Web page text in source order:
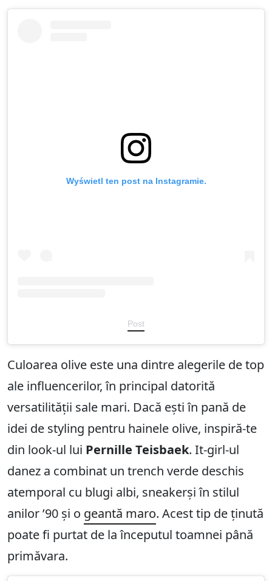
Wyświetl ten post na Instagramie.
Post
Culoarea olive este una dintre alegerile de top
ale influencerilor, în principal datorită
versatilității sale mari. Dacă ești în pană de
idei de styling pentru hainele olive, inspiră-te
din look-ul lui Pernille Teisbaek. It-girl-ul
danez a combinat un trench verde deschis
atemporal cu blugi albi, sneakerși în stilul
anilor ’90 și o geantă maro. Acest tip de ținută
poate fi purtat de la începutul toamnei până
primăvara.